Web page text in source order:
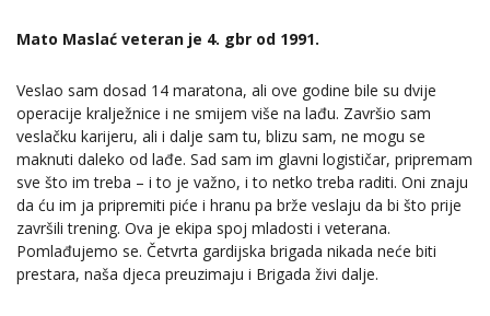
Mato Maslać veteran je 4. gbr od 1991.
Veslao sam dosad 14 maratona, ali ove godine bile su dvije
operacije kralježnice i ne smijem više na lađu. Završio sam
veslačku karijeru, ali i dalje sam tu, blizu sam, ne mogu se
maknuti daleko od lađe. Sad sam im glavni logističar, pripremam
sve što im treba – i to je važno, i to netko treba raditi. Oni znaju
da ću im ja pripremiti piće i hranu pa brže veslaju da bi što prije
završili trening. Ova je ekipa spoj mladosti i veterana.
Pomlađujemo se. Četvrta gardijska brigada nikada neće biti
prestara, naša djeca preuzimaju i Brigada živi dalje.